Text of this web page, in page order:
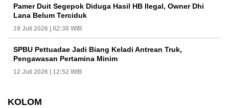
Pamer Duit Segepok Diduga Hasil HB Ilegal, Owner Dhi
Lana Belum Terciduk
19 Juli 2026 | 02:38 WIB
SPBU Pettuadae Jadi Biang Keladi Antrean Truk,
Pengawasan Pertamina Minim
12 Juli 2026 | 12:52 WIB
KOLOM